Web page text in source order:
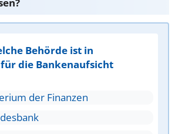
Behörde ist in
die Bankenaufsicht
der Finanzen